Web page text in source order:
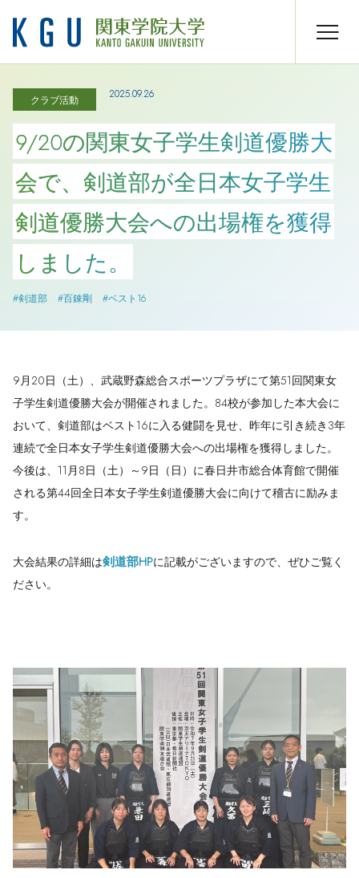
クラブ活動 2025.09.26
9/20の関東女子学生剣道優勝大
会で、剣道部が全日本女子学生
剣道優勝大会への出場権を獲得
しました。
#剣道部 #百錬剛 #ベスト16
9月20日（土）、武蔵野森総合スポーツプラザにて第51回関東女
子学生剣道優勝大会が開催されました。84校が参加した本大会に
おいて、剣道部はベスト16に入る健闘を見せ、昨年に引き続き3年
連続で全日本女子学生剣道優勝大会への出場権を獲得しました。
今後は、11月8日（土）～9日（日）に春日井市総合体育館で開催
される第44回全日本女子学生剣道優勝大会に向けて稽古に励みま
す。
大会結果の詳細は剣道部HPに記載がございますので、ぜひご覧く
ださい。